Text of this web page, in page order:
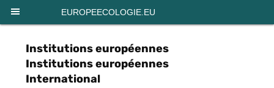
EUROPEECOLOGIE.EU
Institutions européennes
Institutions européennes
International